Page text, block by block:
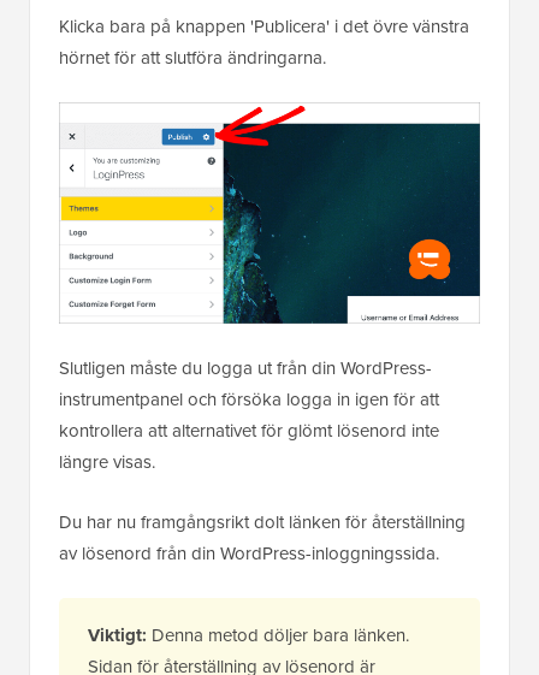
Klicka bara på knappen 'Publicera' i det övre vänstra
hörnet för att slutföra ändringarna.
Slutligen måste du logga ut från din WordPress-
instrumentpanel och försöka logga in igen för att
kontrollera att alternativet för glömt lösenord inte
längre visas.
Du har nu framgångsrikt dolt länken för återställning
av lösenord från din WordPress-inloggningssida.
Viktigt: Denna metod döljer bara länken.
Sidan för återställning av lösenord är